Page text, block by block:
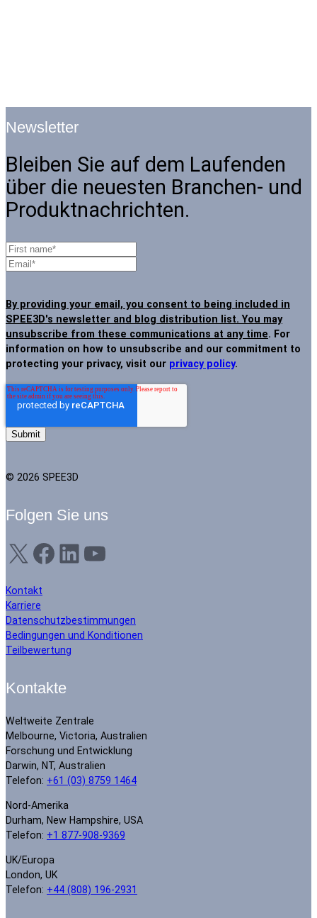
Newsletter
Bleiben Sie auf dem Laufenden
über die neuesten Branchen- und
Produktnachrichten.
By providing your email, you consent to being included in
SPEE3D's newsletter and blog distribution list. You may
unsubscribe from these communications at any time. For
information on how to unsubscribe and our commitment to
protecting your privacy, visit our privacy policy.
© 2026 SPEE3D
Folgen Sie uns
X Facebook LinkedIn YouTube
Kontakt
Karriere
Datenschutzbestimmungen
Bedingungen und Konditionen
Teilbewertung
Kontakte
Weltweite Zentrale
Melbourne, Victoria, Australien
Forschung und Entwicklung
Darwin, NT, Australien
Telefon: +61 (03) 8759 1464
Nord-Amerika
Durham, New Hampshire, USA
Telefon: +1 877-908-9369
UK/Europa
London, UK
Telefon: +44 (808) 196-2931